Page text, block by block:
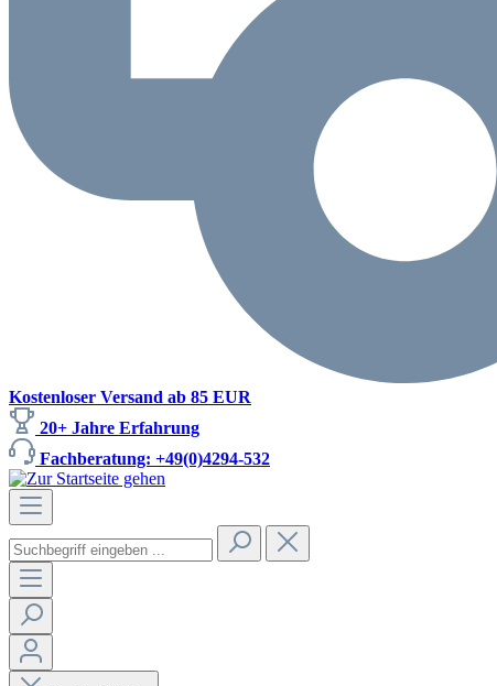
Kostenloser Versand ab 85 EUR
20+ Jahre Erfahrung
Fachberatung: +49(0)4294-532